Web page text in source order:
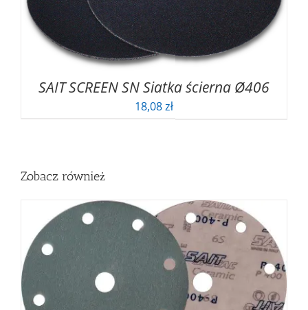
SAIT SCREEN SN Siatka ścierna Ø406
18,08zł
Zobacz również